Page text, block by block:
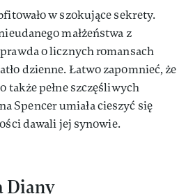
w szokujące sekrety.
małżeństwa z
o licznych romansach
dzienne. Łatwo zapomnieć, że
także pełne szczęśliwych
Spencer umiała cieszyć się
dawali jej synowie.
Diany